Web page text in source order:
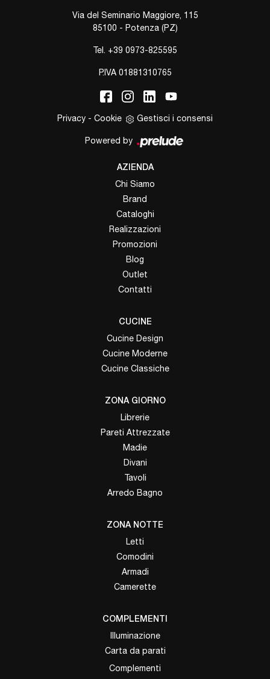
Via del Seminario Maggiore, 115
85100 - Potenza (PZ)
Tel. +39 0973-825595
P.IVA 01881310765
Privacy - Cookie Gestisci i consensi
Powered by
AZIENDA
Chi Siamo
Brand
Cataloghi
Realizzazioni
Promozioni
Blog
Outlet
Contatti
CUCINE
Cucine Design
Cucine Moderne
Cucine Classiche
ZONA GIORNO
Librerie
Pareti Attrezzate
Madie
Divani
Tavoli
Arredo Bagno
ZONA NOTTE
Letti
Comodini
Armadi
Camerette
COMPLEMENTI
Illuminazione
Carta da parati
Complementi